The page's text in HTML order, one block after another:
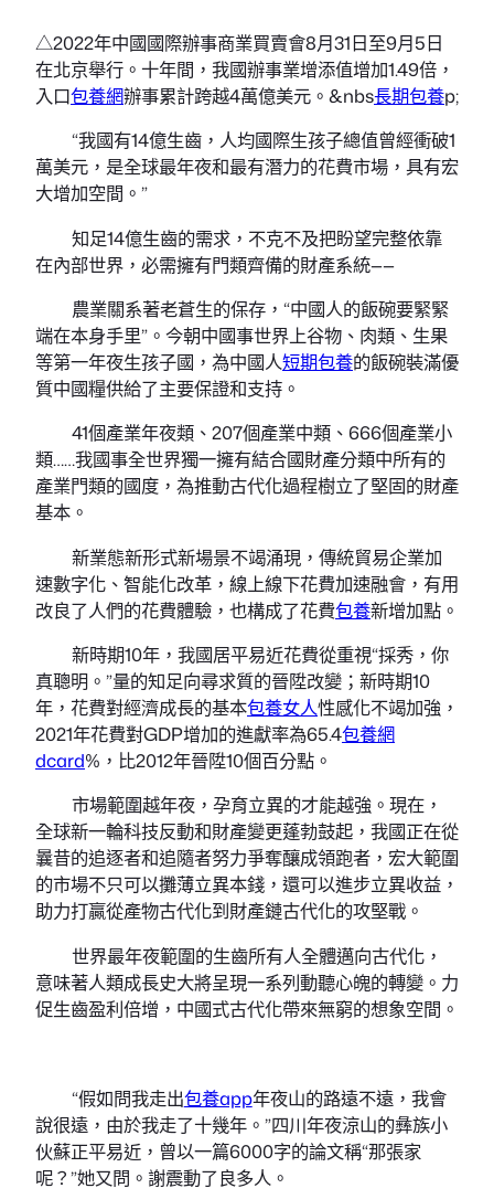
△2022年中國國際辦事商業買賣會8月31日至9月5日
在北京舉行。十年間，我國辦事業增添值增加1.49倍，
入口包養網辦事累計跨越4萬億美元。&nbs長期包養p;
“我國有14億生齒，人均國際生孩子總值曾經衝破1
萬美元，是全球最年夜和最有潛力的花費市場，具有宏
大增加空間。”
知足14億生齒的需求，不克不及把盼望完整依靠
在內部世界，必需擁有門類齊備的財產系統——
農業關系著老蒼生的保存，“中國人的飯碗要緊緊
端在本身手里”。今朝中國事世界上谷物、肉類、生果
等第一年夜生孩子國，為中國人短期包養的飯碗裝滿優
質中國糧供給了主要保證和支持。
41個產業年夜類、207個產業中類、666個產業小
類……我國事全世界獨一擁有結合國財產分類中所有的
產業門類的國度，為推動古代化過程樹立了堅固的財產
基本。
新業態新形式新場景不竭涌現，傳統貿易企業加
速數字化、智能化改革，線上線下花費加速融會，有用
改良了人們的花費體驗，也構成了花費包養新增加點。
新時期10年，我國居平易近花費從重視“採秀，你
真聰明。”量的知足向尋求質的晉陞改變；新時期10
年，花費對經濟成長的基本包養女人性感化不竭加強，
2021年花費對GDP增加的進獻率為65.4包養網
dcard%，比2012年晉陞10個百分點。
市場範圍越年夜，孕育立異的才能越強。現在，
全球新一輪科技反動和財產變更蓬勃鼓起，我國正在從
曩昔的追逐者和追隨者努力爭奪釀成領跑者，宏大範圍
的市場不只可以攤薄立異本錢，還可以進步立異收益，
助力打贏從產物古代化到財產鏈古代化的攻堅戰。
世界最年夜範圍的生齒所有人全體邁向古代化，
意味著人類成長史大將呈現一系列動聽心魄的轉變。力
促生齒盈利倍增，中國式古代化帶來無窮的想象空間。
“假如問我走出包養app年夜山的路遠不遠，我會
說很遠，由於我走了十幾年。”四川年夜涼山的彝族小
伙蘇正平易近，曾以一篇6000字的論文稱“那張家
呢？”她又問。謝震動了良多人。